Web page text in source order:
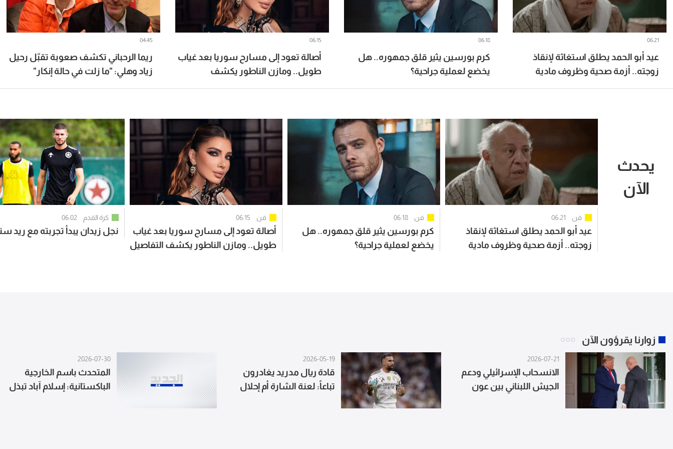
عيد أبو الحمد يطلق استغاثة لإنقاذ
زوجته.. أزمة صحية وظروف مادية
06:21
كرم بورسين يثير قلق جمهوره.. هل
يخضع لعملية جراحية؟
06:18
أصالة تعود إلى مسارح سوريا بعد غياب
طويل.. ومازن الناطور يكشف
06:15
ريما الرحباني تكشف صعوبة تقبّل رحيل
زياد وهلي: "ما زلت في حالة إنكار"
04:45
يحدث
الآن
فن 06:21
عيد أبو الحمد يطلق استغاثة لإنقاذ
زوجته.. أزمة صحية وظروف مادية
فن 06:18
كرم بورسين يثير قلق جمهوره.. هل
يخضع لعملية جراحية؟
فن 06:15
أصالة تعود إلى مسارح سوريا بعد غياب
طويل.. ومازن الناطور يكشف التفاصيل
كرة القدم 06:02
نجل زيدان يبدأ تجربته مع ريد
زوارنا يقرؤون الآن
2026-07-21
الانسحاب الإسرائيلي ودعم
الجيش اللبناني بين عون
2026-05-19
قادة ريال مدريد يغادرون
تباعاً: لعنة الشارة أم إحلال
2026-07-30
المتحدث باسم الخارجية
الباكستانية: إسلام آباد تبذل